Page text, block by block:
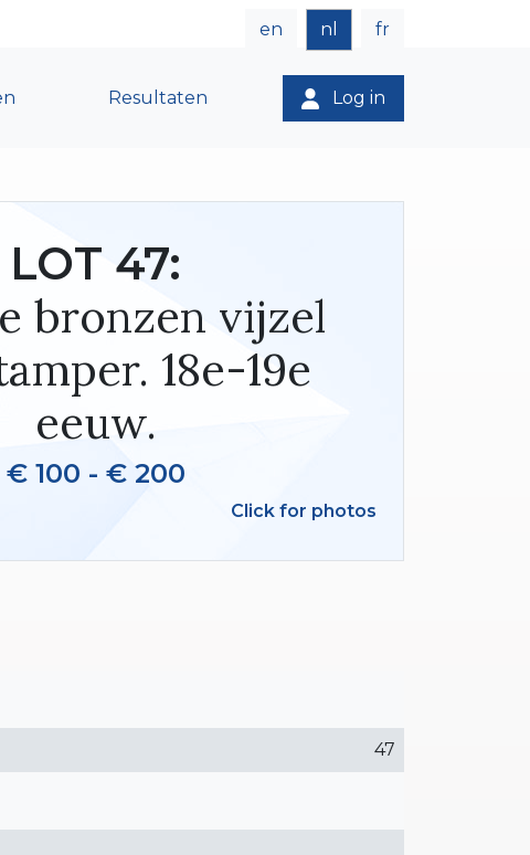
en nl fr
Resultaten Log in
LOT 47:
bronzen vijzel
18e-19e
eeuw.
€ 100 - € 200
Click for photos
47